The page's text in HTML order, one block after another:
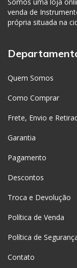
venda de
própria situada na
Quem Somos
Como Comprar
Frete, Envio e
Garantia
Pagamento
Descontos
Troca e Devolução
Política de Venda
Política de
Contato